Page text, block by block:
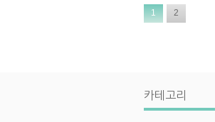
1 2
카테고리